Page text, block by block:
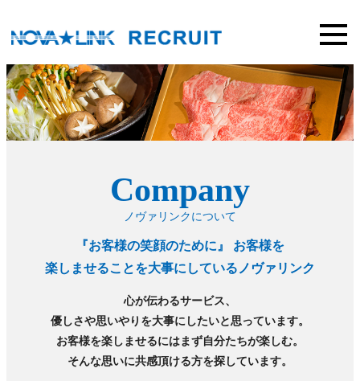
Company
ノヴァリンクについて
『お客様の笑顔のために』 お客様を
楽しませることを大事にしているノヴァリンク
心が伝わるサービス、
優しさや思いやりを大事にしたいと思っています。
お客様を楽しませるにはまず自分たちが楽しむ。
そんな思いに共感頂ける方を探しています。